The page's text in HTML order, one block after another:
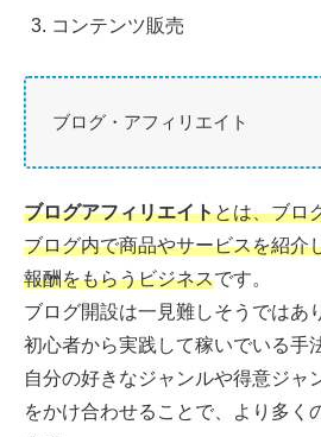
コンテンツ販売
ブログ・アフィリエイト
ブログアフィリエイトとは、ブロ
ブログ内で商品やサービスを紹介
報酬をもらうビジネスです。
ブログ開設は一見難しそうではあ
初心者から実践して稼いでいる手
自分の好きなジャンルや得意ジャ
をかけ合わせることで、より多く